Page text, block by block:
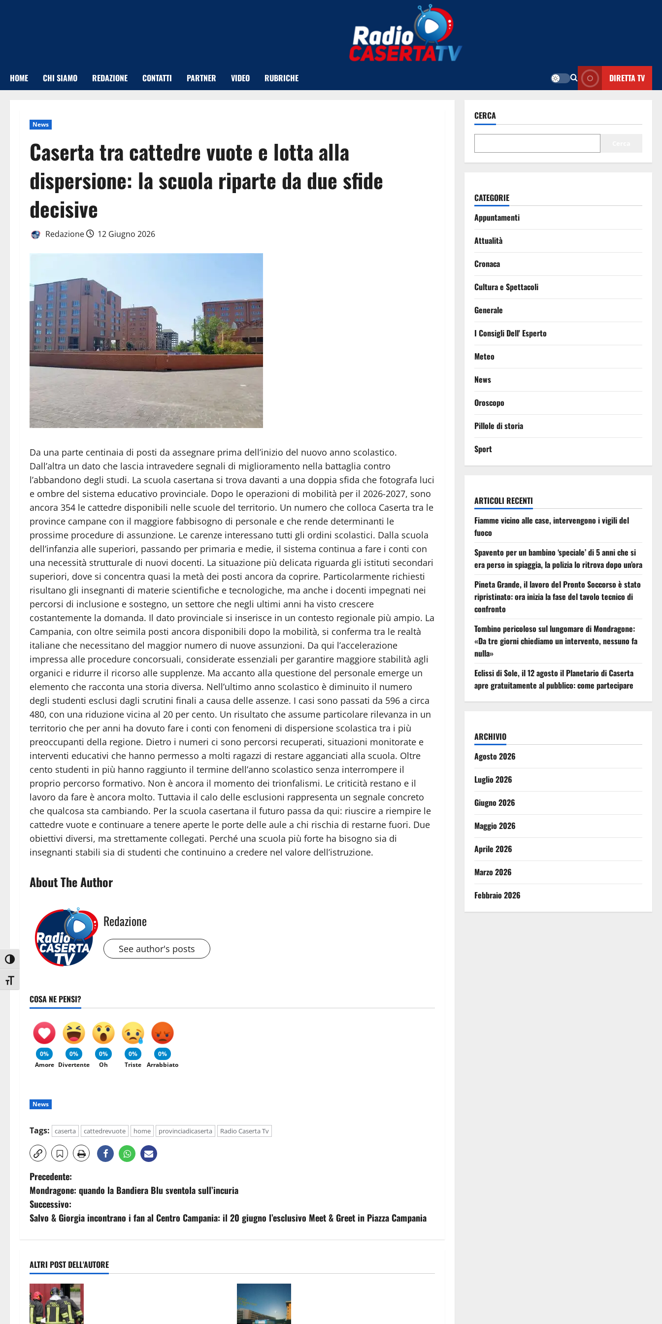
Attiva/disattiva alto contrasto
Attiva/disattiva dimensione testo
HOME CHI SIAMO REDAZIONE CONTATTI PARTNER VIDEO RUBRICHE DIRETTA TV
News
Caserta tra cattedre vuote e lotta alla
dispersione: la scuola riparte da due sfide
decisive
Redazione 12 Giugno 2026
Da una parte centinaia di posti da assegnare prima dell’inizio del nuovo anno scolastico.
Dall’altra un dato che lascia intravedere segnali di miglioramento nella battaglia contro
l’abbandono degli studi. La scuola casertana si trova davanti a una doppia sfida che fotografa luci
e ombre del sistema educativo provinciale. Dopo le operazioni di mobilità per il 2026-2027, sono
ancora 354 le cattedre disponibili nelle scuole del territorio. Un numero che colloca Caserta tra le
province campane con il maggiore fabbisogno di personale e che rende determinanti le
prossime procedure di assunzione. Le carenze interessano tutti gli ordini scolastici. Dalla scuola
dell’infanzia alle superiori, passando per primaria e medie, il sistema continua a fare i conti con
una necessità strutturale di nuovi docenti. La situazione più delicata riguarda gli istituti secondari
superiori, dove si concentra quasi la metà dei posti ancora da coprire. Particolarmente richiesti
risultano gli insegnanti di materie scientifiche e tecnologiche, ma anche i docenti impegnati nei
percorsi di inclusione e sostegno, un settore che negli ultimi anni ha visto crescere
costantemente la domanda. Il dato provinciale si inserisce in un contesto regionale più ampio. La
Campania, con oltre seimila posti ancora disponibili dopo la mobilità, si conferma tra le realtà
italiane che necessitano del maggior numero di nuove assunzioni. Da qui l’accelerazione
impressa alle procedure concorsuali, considerate essenziali per garantire maggiore stabilità agli
organici e ridurre il ricorso alle supplenze. Ma accanto alla questione del personale emerge un
elemento che racconta una storia diversa. Nell’ultimo anno scolastico è diminuito il numero
degli studenti esclusi dagli scrutini finali a causa delle assenze. I casi sono passati da 596 a circa
480, con una riduzione vicina al 20 per cento. Un risultato che assume particolare rilevanza in un
territorio che per anni ha dovuto fare i conti con fenomeni di dispersione scolastica tra i più
preoccupanti della regione. Dietro i numeri ci sono percorsi recuperati, situazioni monitorate e
interventi educativi che hanno permesso a molti ragazzi di restare agganciati alla scuola. Oltre
cento studenti in più hanno raggiunto il termine dell’anno scolastico senza interrompere il
proprio percorso formativo. Non è ancora il momento dei trionfalismi. Le criticità restano e il
lavoro da fare è ancora molto. Tuttavia il calo delle esclusioni rappresenta un segnale concreto
che qualcosa sta cambiando. Per la scuola casertana il futuro passa da qui: riuscire a riempire le
cattedre vuote e continuare a tenere aperte le porte delle aule a chi rischia di restarne fuori. Due
obiettivi diversi, ma strettamente collegati. Perché una scuola più forte ha bisogno sia di
insegnanti stabili sia di studenti che continuino a credere nel valore dell’istruzione.
About The Author
Redazione
See author's posts
COSA NE PENSI?
0%
Amore
0%
Divertente
0%
Oh
0%
Triste
0%
Arrabbiato
News
Tags: caserta cattedrevuote home provinciadicaserta Radio Caserta Tv
N
a
v
g
a
z
Precedente:
Mondragone: quando la Bandiera Blu sventola sull’incuria
Successivo:
Salvo & Giorgia incontrano i fan al Centro Campania: il 20 giugno l’esclusivo Meet & Greet in Piazza Campania
ALTRI POST DELL'AUTORE
CERCA
CATEGORIE
Appuntamenti
Attualità
Cronaca
Cultura e Spettacoli
Generale
I Consigli Dell' Esperto
Meteo
News
Oroscopo
Pillole di storia
Sport
ARTICOLI RECENTI
Fiamme vicino alle case, intervengono i vigili del
fuoco
Spavento per un bambino ‘speciale’ di 5 anni che si
era perso in spiaggia, la polizia lo ritrova dopo un’ora
Pineta Grande, il lavoro del Pronto Soccorso è stato
ripristinato: ora inizia la fase del tavolo tecnico di
confronto
Tombino pericoloso sul lungomare di Mondragone:
«Da tre giorni chiediamo un intervento, nessuno fa
nulla»
Eclissi di Sole, il 12 agosto il Planetario di Caserta
apre gratuitamente al pubblico: come partecipare
ARCHIVIO
Agosto 2026
Luglio 2026
Giugno 2026
Maggio 2026
Aprile 2026
Marzo 2026
Febbraio 2026